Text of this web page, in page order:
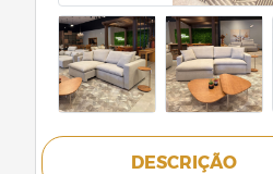
DESCRIÇÃO